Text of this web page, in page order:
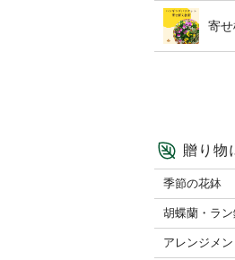
寄
贈り物
季節の花鉢
胡蝶蘭・ラ
アレンジメ